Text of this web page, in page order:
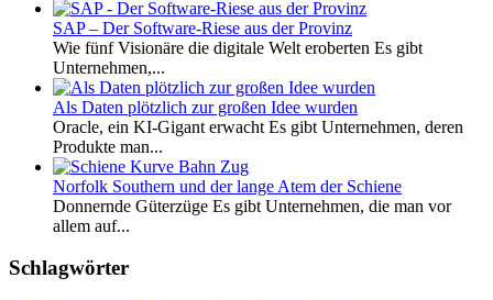
SAP – Der Software-Riese aus der Provinz
Wie fünf Visionäre die digitale Welt eroberten Es gibt
Unternehmen,...
Als Daten plötzlich zur großen Idee wurden
Oracle, ein KI-Gigant erwacht Es gibt Unternehmen, deren
Produkte man...
Norfolk Southern und der lange Atem der Schiene
Donnernde Güterzüge Es gibt Unternehmen, die man vor
allem auf...
Schlagwörter